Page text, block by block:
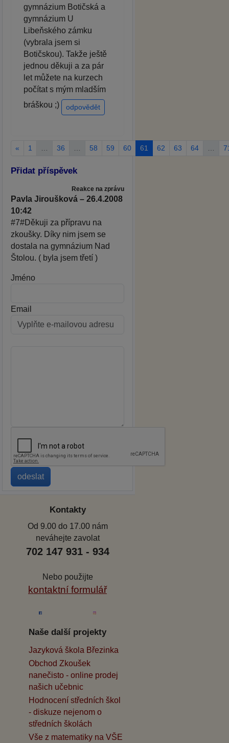
gymnázium Botičská a
gymnázium U
Libeňského zámku
(vybrala jsem si
Botičskou). Takže ještě
jednou děkuji a za pár
let můžete na kurzech
počítat s mým mladším
bráškou ;)
odpovědět
« 1 36 58 59 60 61 62 63 64
Přidat příspěvek
Reakce na zprávu
Pavla Jiroušková – 26.4.2008
10:42
#7#Děkuji za přípravu na
zkoušky. Díky nim jsem se
dostala na gymnázium Nad
Štolou. ( byla jsem třetí )
Jméno
Email
Kontakty
Od 9.00 do 17.00 nám
neváhejte zavolat
702 147 931 - 934
Nebo použijte
kontaktní formulář
Naše další projekty
Jazyková škola Březinka
Obchod Zkoušek
nanečisto - online prodej
našich učebnic
Hodnocení středních škol
- diskuze nejenom o
středních školách
Vše z matematiky na VŠE